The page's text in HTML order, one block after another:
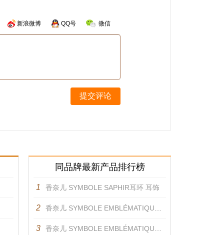
新浪微博 QQ号 微信
提交评论
同品牌最新产品排行榜
1 香奈儿 SYMBOLE SAPHIR耳环 耳饰
2 香奈儿 SYMBOLE EMBLÉMATIQUE蓝色戒指 戒指
3 香奈儿 SYMBOLE EMBLÉMATIQUE戒指 戒指